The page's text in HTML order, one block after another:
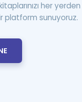
her
platform sunuyoruz.